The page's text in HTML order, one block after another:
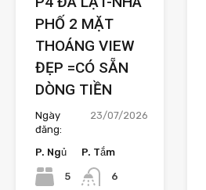
PHỐ 2 MẶT
THOÁNG VIEW
ĐẸP =CÓ SẴN
DÒNG TIỀN
Ngày
đăng:
23/07/2026
P. Ngủ
5
P. Tắm
6